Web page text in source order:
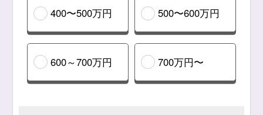
400〜500万円 500〜600万円
600～700万円 700万円〜